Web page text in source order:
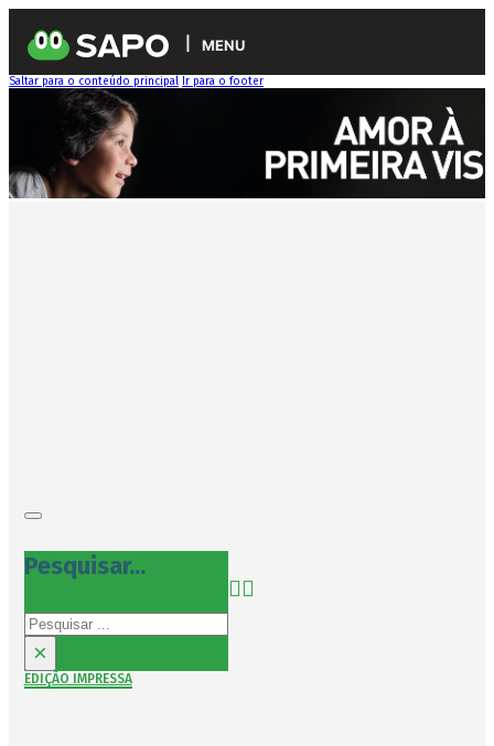
MENU
Saltar para o conteúdo principal Ir para o footer
Pesquisar...
Pesquisar
×
EDIÇÃO IMPRESSA